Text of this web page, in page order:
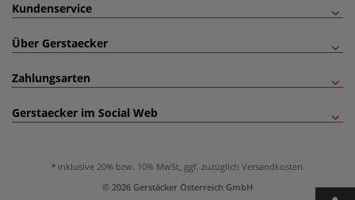
Kundenservice
Über Gerstaecker
Zahlungsarten
Gerstaecker im Social Web
inklusive 20% bzw. 10% MwSt, ggf. zuzüglich Versandkosten.
© 2026 Gerstäcker Österreich GmbH